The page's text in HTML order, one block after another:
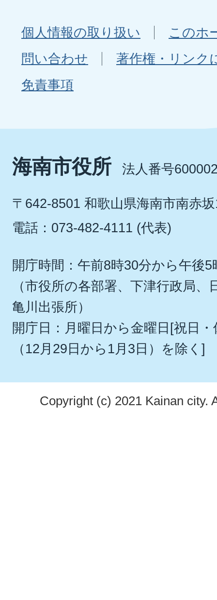
個人情報の取り扱い
このホ
問い合わせ
著作権・リンク
免責事項
海南市役所 法人番号
〒642-8501 和歌山県海南市南赤
電話：073-482-4111 (代表)
開庁時間：午前8時30分から午後5
（市役所の各部署、下津行政局
亀川出張所）
開庁日：月曜日から金曜日[祝日
（12月29日から1月3日）を除く]
Copyright (c) 2021 Kainan city.